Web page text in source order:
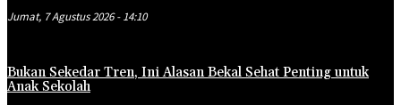
Jumat, 7 Agustus 2026 - 14:10
Bukan Sekedar Tren, Ini Alasan Bekal Sehat Penting untuk
Anak Sekolah